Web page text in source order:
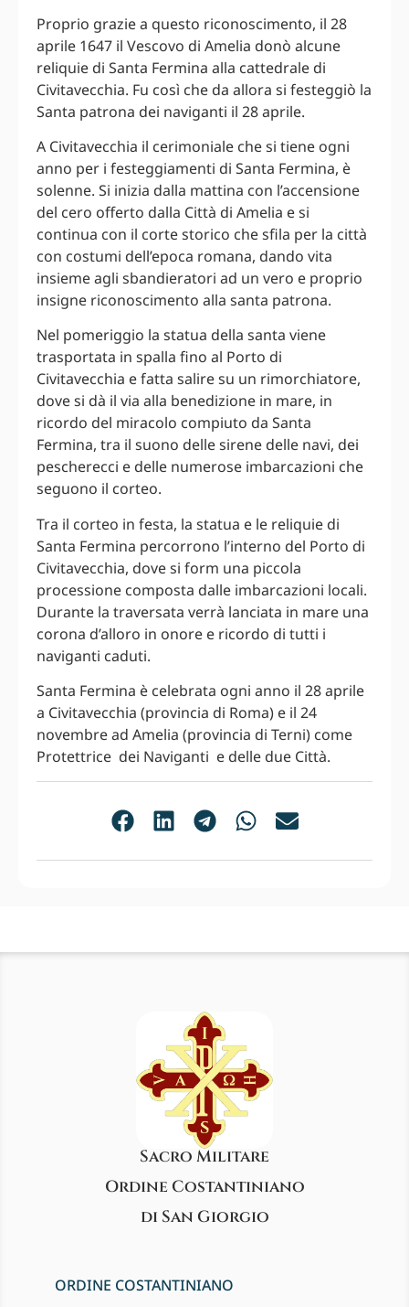
Proprio grazie a questo riconoscimento, il 28
aprile 1647 il Vescovo di Amelia donò alcune
reliquie di Santa Fermina alla cattedrale di
Civitavecchia. Fu così che da allora si festeggiò la
Santa patrona dei naviganti il 28 aprile.
A Civitavecchia il cerimoniale che si tiene ogni
anno per i festeggiamenti di Santa Fermina, è
solenne. Si inizia dalla mattina con l’accensione
del cero offerto dalla Città di Amelia e si
continua con il corte storico che sfila per la città
con costumi dell’epoca romana, dando vita
insieme agli sbandieratori ad un vero e proprio
insigne riconoscimento alla santa patrona.
Nel pomeriggio la statua della santa viene
trasportata in spalla fino al Porto di
Civitavecchia e fatta salire su un rimorchiatore,
dove si dà il via alla benedizione in mare, in
ricordo del miracolo compiuto da Santa
Fermina, tra il suono delle sirene delle navi, dei
pescherecci e delle numerose imbarcazioni che
seguono il corteo.
Tra il corteo in festa, la statua e le reliquie di
Santa Fermina percorrono l’interno del Porto di
Civitavecchia, dove si form una piccola
processione composta dalle imbarcazioni locali.
Durante la traversata verrà lanciata in mare una
corona d’alloro in onore e ricordo di tutti i
naviganti caduti.
Santa Fermina è celebrata ogni anno il 28 aprile
a Civitavecchia (provincia di Roma) e il 24
novembre ad Amelia (provincia di Terni) come
Protettrice dei Naviganti e delle due Città.
Sacro Militare
Ordine Costantiniano
di San Giorgio
ORDINE COSTANTINIANO